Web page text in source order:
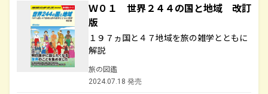
Ｗ０１ 世界２４４の国と地域 改訂
版
１９７ヵ国と４７地域を旅の雑学とともに
解説
旅の図鑑
2024.07.18 発売